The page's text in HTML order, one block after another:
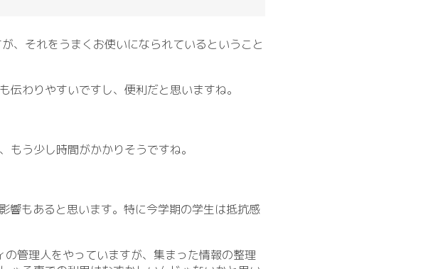
それをうまくお使いになられているということ
わりやすいですし、便利だと思いますね。
う少し時間がかかりそうですね。
もあると思います。特に今学期の学生は抵抗感
管理人をやっていますが、集まった情報の整理